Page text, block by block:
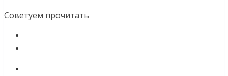
Советуем прочитать